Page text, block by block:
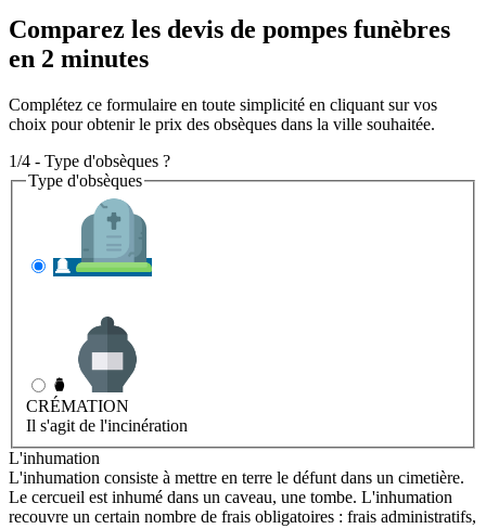
Comparez les devis de pompes funèbres
en 2 minutes
Complétez ce formulaire en toute simplicité en cliquant sur vos
choix pour obtenir le prix des obsèques dans la ville souhaitée.
1/4 - Type d'obsèques ?
Type d'obsèques
CRÉMATION
Il s'agit de l'incinération
L'inhumation
L'inhumation consiste à mettre en terre le défunt dans un cimetière.
Le cercueil est inhumé dans un caveau, une tombe. L'inhumation
recouvre un certain nombre de frais obligatoires : frais administratifs,